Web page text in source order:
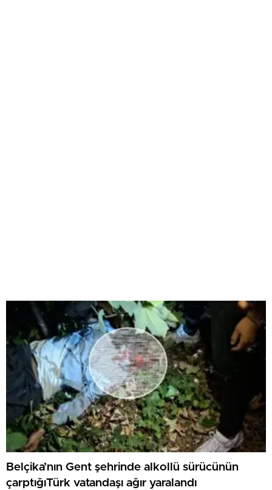
Belçika’nın Gent şehrinde alkollü sürücünün
çarptığıTürk vatandaşı ağır yaralandı